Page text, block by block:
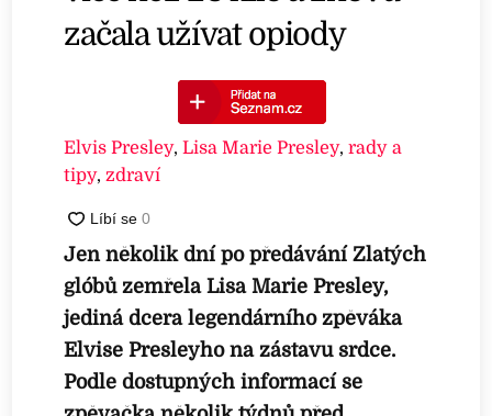
začala užívat opiody
Elvis Presley,Lisa Marie Presley,rady a
tipy,zdraví
Jen několik dní po předávání Zlatých
glóbů zemřela Lisa Marie Presley,
jediná dcera legendárního zpěváka
Elvise Presleyho na zástavu srdce.
Podle dostupných informací se